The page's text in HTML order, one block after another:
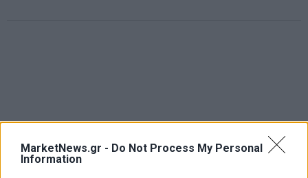
MarketNews.gr - Do Not Process My Personal
Information